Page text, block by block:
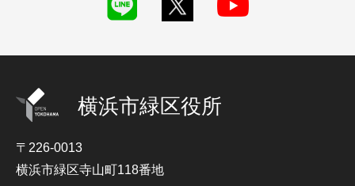
横浜市緑区役所
〒226-0013
横浜市緑区寺山町118番地